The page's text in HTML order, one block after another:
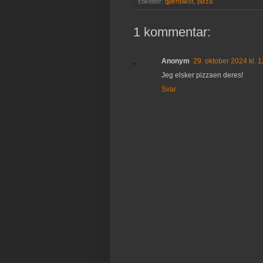
1 kommentar:
Anonym 29. oktober 2024 kl.
Jeg elsker pizzaen deres!
Svar